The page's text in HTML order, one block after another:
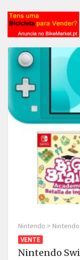
Nintendo >
VENTE
Nintendo